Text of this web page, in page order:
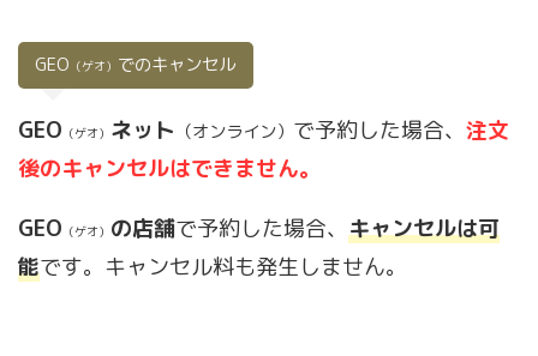
GEO （ゲオ） でのキャンセル
GEO （ゲオ） ネット （オンライン） で予約した場合、 注文
後のキャンセルはできません。
GEO （ゲオ） の店舗で予約した場合、 キャンセルは可
能です。キャンセル料も発生しません。